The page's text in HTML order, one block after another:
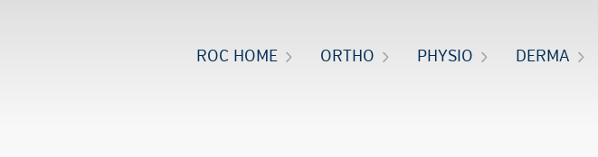
ROC HOME ORTHO PHYSIO DERMA